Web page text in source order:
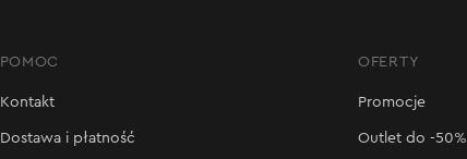
POMOC
Kontakt
Dostawa i płatność
OFERTY
Promocje
Outlet do -50%